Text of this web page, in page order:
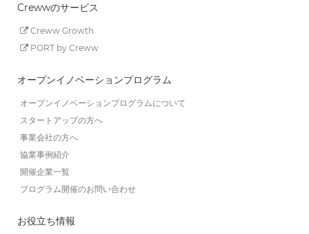
Crewwのサービス
Creww Growth
PORT by Creww
オープンイノベーションプログラム
オープンイノベーションプログラムについて
スタートアップの方へ
事業会社の方へ
協業事例紹介
開催企業一覧
プログラム開催のお問い合わせ
お役立ち情報